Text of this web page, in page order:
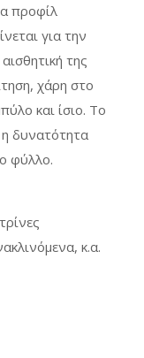
προφίλ
για την
της
χάρη στο
και ίσιο. Το
δυνατότητα
φύλλο.
κ.α.